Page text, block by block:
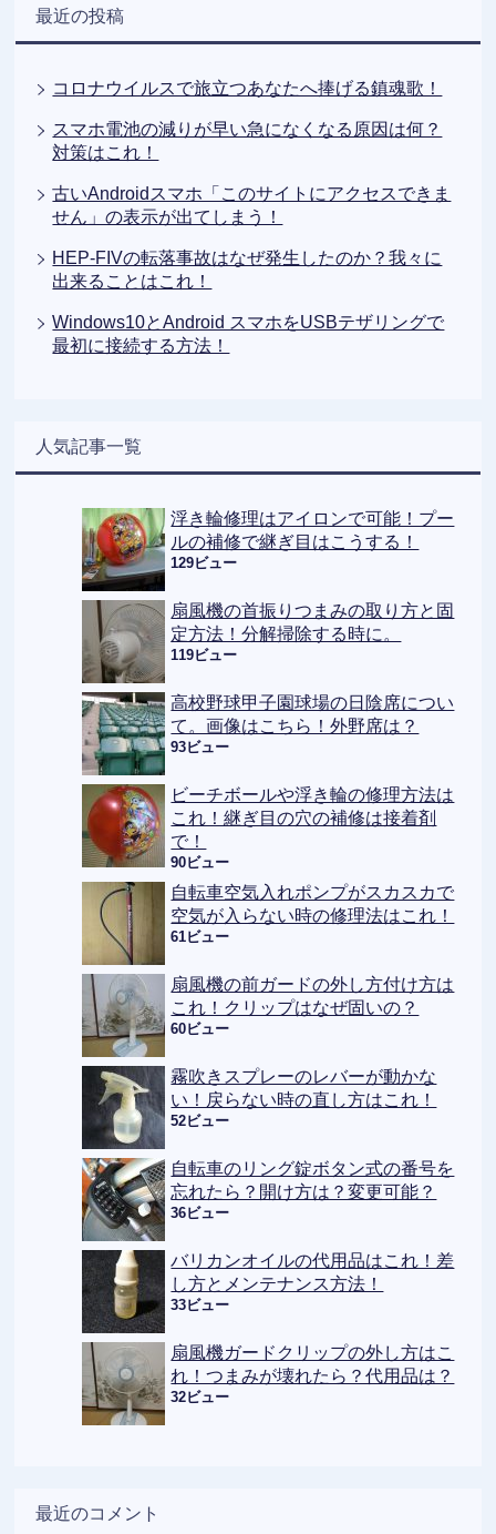
最近の投稿
コロナウイルスで旅立つあなたへ捧げる鎮魂歌！
スマホ電池の減りが早い急になくなる原因は何？
対策はこれ！
古いAndroidスマホ「このサイトにアクセスできま
せん」の表示が出てしまう！
HEP-FIVの転落事故はなぜ発生したのか？我々に
出来ることはこれ！
Windows10とAndroid スマホをUSBテザリングで
最初に接続する方法！
人気記事一覧
浮き輪修理はアイロンで可能！プー
ルの補修で継ぎ目はこうする！
129ビュー
扇風機の首振りつまみの取り方と固
定方法！分解掃除する時に。
119ビュー
高校野球甲子園球場の日陰席につい
て。画像はこちら！外野席は？
93ビュー
ビーチボールや浮き輪の修理方法は
これ！継ぎ目の穴の補修は接着剤
で！
90ビュー
自転車空気入れポンプがスカスカで
空気が入らない時の修理法はこれ！
61ビュー
扇風機の前ガードの外し方付け方は
これ！クリップはなぜ固いの？
60ビュー
霧吹きスプレーのレバーが動かな
い！戻らない時の直し方はこれ！
52ビュー
自転車のリング錠ボタン式の番号を
忘れたら？開け方は？変更可能？
36ビュー
バリカンオイルの代用品はこれ！差
し方とメンテナンス方法！
33ビュー
扇風機ガードクリップの外し方はこ
れ！つまみが壊れたら？代用品は？
32ビュー
最近のコメント